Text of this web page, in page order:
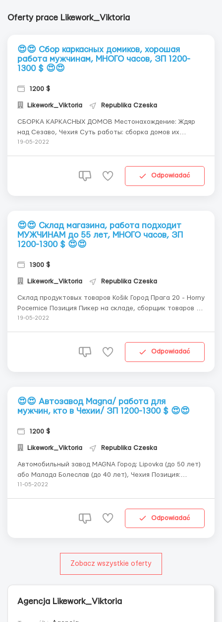
Oferty prace Likework_Viktoria
😍😍 Сбор каркасных домиков, хорошая
работа мужчинам, МНОГО часов, ЗП 1200-
1300 $ 😍😍
1200 $
Likework_Viktoria Republika Czeska
СБОРКА КАРКАСНЫХ ДОМОВ Местонахождение: Ждяр
над Сезаво, Чехия Суть работы: сборка домов их
деревянных конструкций, сбивание деревянных стен,
час, в среднем от 1 20...
19-05-2022
Odpowiadać
😍😍 Склад магазина, работа подходит
МУЖЧИНАМ до 55 лет, МНОГО часов, ЗП
1200-1300 $ 😍😍
1300 $
Likework_Viktoria Republika Czeska
Склад продуктовых товаров Košik Город Прага 20 - Horny
Pоcernice Позиция Пикер на складе, сборщик товаров и
заказов Условия работы Оплата 130 крон/час по 3
19-05-2022
Odpowiadać
😍😍 Автозавод Magna/ работа для
мужчин, кто в Чехии/ ЗП 1200-1300 $ 😍😍
1200 $
Likework_Viktoria Republika Czeska
Aвтомобильный завод MAGNA Город: Lipovka (до 50 лет)
або Малада Болеслав (до 40 лет), Чехия Позиция:
Оператор производства (монтаж сидений к
крон/час по ЕС пасп...
11-05-2022
Odpowiadać
Zobacz wszystkie oferty
Agencja Likework_Viktoria